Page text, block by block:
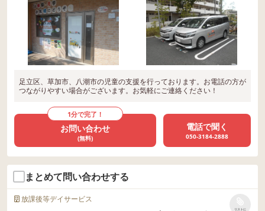
足立区、草加市、八潮市の児童の支援を行っております。お電話の方が
つながりやすい場合がございます。お気軽にご連絡ください！
1分で完了！
お問い合わせ
(無料)
電話で聞く
050-3184-2888
まとめて問い合わせする
放課後等デイサービス
リストに